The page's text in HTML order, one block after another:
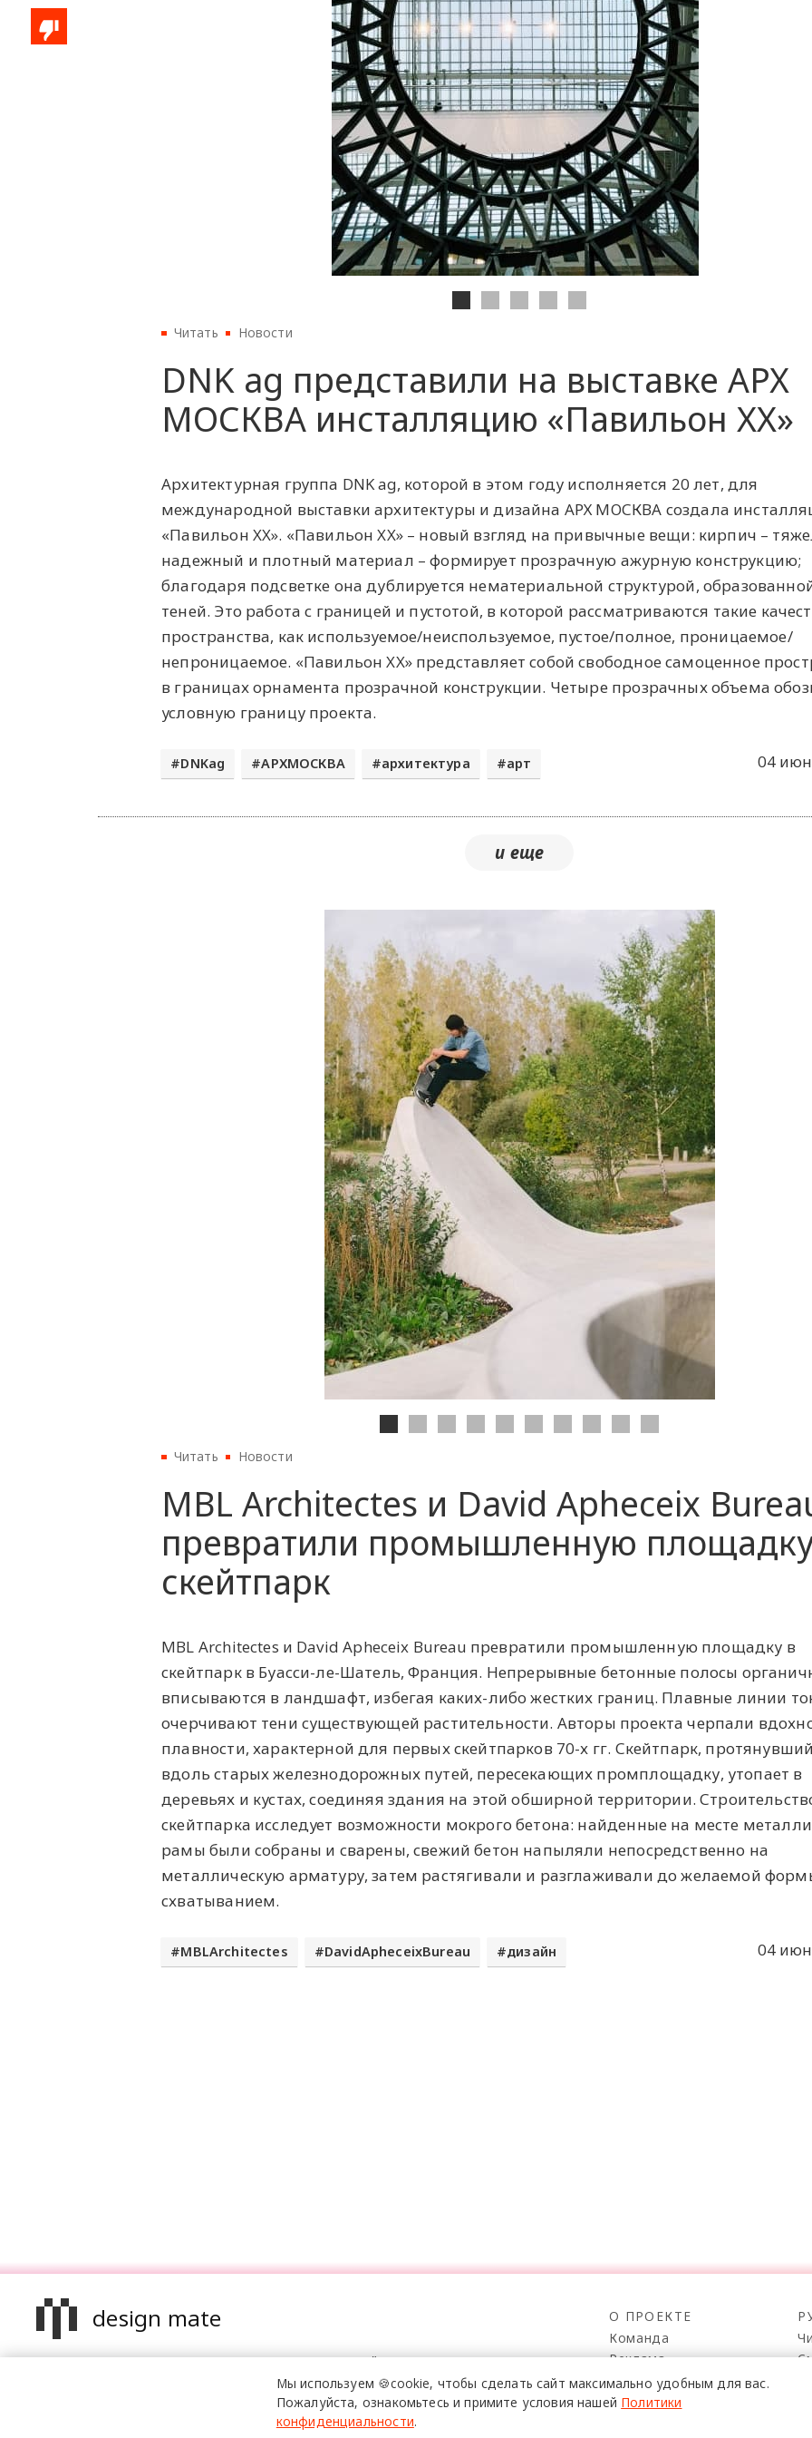
Читать Новости
DNK ag представили на выставке АРХ
МОСКВА инсталляцию «Павильон XX»
Архитектурная группа DNK ag, которой в этом году исполняется 20 лет, для
международной выставки архитектуры и дизайна АРХ МОСКВА создала
«Павильон XX». «Павильон XX» – новый взгляд на привычные вещи: кирпич –
надежный и плотный материал – формирует прозрачную ажурную конструкцию;
благодаря подсветке она дублируется нематериальной структурой,
теней. Это работа с границей и пустотой, в которой рассматриваются такие
пространства, как используемое/неиспользуемое, пустое/полное, проницаемое/
непроницаемое. «Павильон XX» представляет собой свободное самоценное
в границах орнамента прозрачной конструкции. Четыре прозрачных объема
условную границу проекта.
04
DNKag АРХМОСКВА архитектура арт
Читать Новости
MBL Architectes и David Apheceix
превратили промышленную
скейтпарк
MBL Architectes и David Apheceix Bureau превратили промышленную площадку в
скейтпарк в Буасси-ле-Шатель, Франция. Непрерывные бетонные полосы
вписываются в ландшафт, избегая каких-либо жестких границ. Плавные линии
очерчивают тени существующей растительности. Авторы проекта черпали
плавности, характерной для первых скейтпарков 70-х гг. Скейтпарк,
вдоль старых железнодорожных путей, пересекающих промплощадку, утопает в
деревьях и кустах, соединяя здания на этой обширной территории.
скейтпарка исследует возможности мокрого бетона: найденные на месте
рамы были собраны и сварены, свежий бетон напыляли непосредственно на
металлическую арматуру, затем растягивали и разглаживали до желаемой
схватыванием.
04
MBLArchitectes DavidApheceixBureau дизайн
design mate
Design Mate - независимое интернет издание о дизайне во всех его
проявлениях. Создаем авторский контент для дизайнеров,
архитекторов и всех неравнодушных к красоте с 2016 года.
О ПРОЕКТЕ
Команда
Реклама
Mediakit
Контакты
Мы используем 🍪cookie, чтобы сделать сайт максимально удобным для вас.
Пожалуйста, ознакомьтесь и примите условия нашей Политики
конфиденциальности.